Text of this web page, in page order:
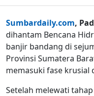
Sumbardaily.com,
dihantam Bencana
banjir bandang di
Provinsi Sumatera
memasuki fase krusial
Setelah melewati